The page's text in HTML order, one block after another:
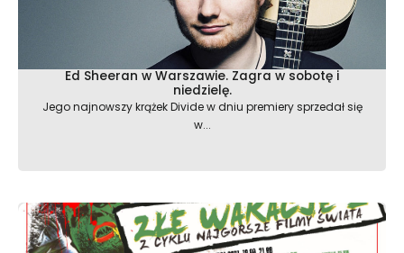
Ed Sheeran w Warszawie. Zagra w sobotę i
niedzielę.
Jego najnowszy krążek Divide w dniu premiery sprzedał się
w...